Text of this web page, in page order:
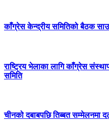
काँग्रेस केन्द्रीय समितिको बैठक
राष्ट्रिय भेलाका लागि काँग्रेस
समिति
चीनको दबाबपछि तिब्बत सम्मेलनमा